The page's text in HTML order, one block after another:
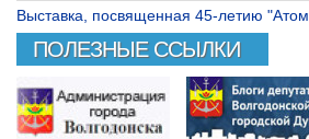
Выставка, посвященная 45-летию
ПОЛЕЗНЫЕ ССЫЛКИ